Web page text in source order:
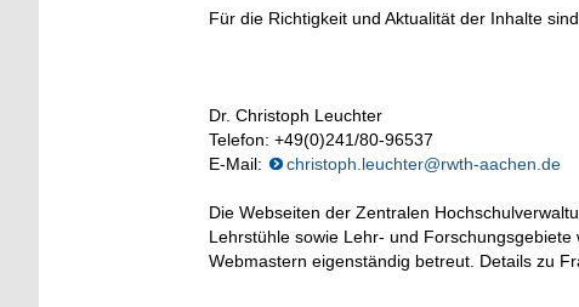
Für die Richtigkeit und Aktualität der Inhalte
Dr. Christoph Leuchter
Telefon: +49(0)241/80-96537
E-Mail:
christoph.leuchter@rwth-aachen.de
Die Webseiten der Zentralen
Lehrstühle sowie Lehr- und
Webmastern eigenständig betreut. Details zu